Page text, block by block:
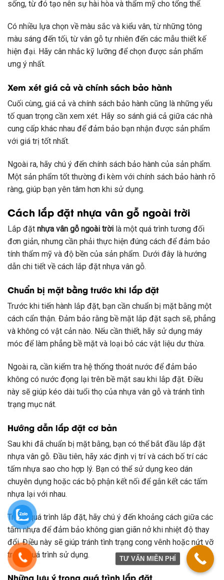
sống, từ đó tạo nên sự hài hòa và thẩm mỹ cho tổng thể.
Có nhiều lựa chọn về màu sắc và kiểu vân, từ những tông
màu sáng đến tối, từ vân gỗ tự nhiên đến các mẫu thiết kế
hiện đại. Hãy cân nhắc kỹ lưỡng để chọn được sản phẩm
ưng ý nhất.
Xem xét giá cả và chính sách bảo hành
Cuối cùng, giá cả và chính sách bảo hành cũng là những yếu
tố quan trọng cần xem xét. Hãy so sánh giá cả giữa các nhà
cung cấp khác nhau để đảm bảo bạn nhận được sản phẩm
với giá trị tốt nhất.
Ngoài ra, hãy chú ý đến chính sách bảo hành của sản phẩm.
Một sản phẩm tốt thường đi kèm với chính sách bảo hành rõ
ràng, giúp bạn yên tâm hơn khi sử dụng.
Cách lắp đặt nhựa vân gỗ ngoài trời
Lắp đặt nhựa vân gỗ ngoài trời là một quá trình tương đối
đơn giản, nhưng cần phải thực hiện đúng cách để đảm bảo
tính thẩm mỹ và độ bền của sản phẩm. Dưới đây là hướng
dẫn chi tiết về cách lắp đặt nhựa vân gỗ.
Chuẩn bị mặt bằng trước khi lắp đặt
Trước khi tiến hành lắp đặt, bạn cần chuẩn bị mặt bằng một
cách cẩn thận. Đảm bảo rằng bề mặt lắp đặt sạch sẽ, phẳng
và không có vật cản nào. Nếu cần thiết, hãy sử dụng máy
móc để làm phẳng bề mặt và loại bỏ các vật liệu dư thừa.
Ngoài ra, cần kiểm tra hệ thống thoát nước để đảm bảo
không có nước đọng lại trên bề mặt sau khi lắp đặt. Điều
này sẽ giúp kéo dài tuổi thọ của nhựa vân gỗ và tránh tình
trạng mục nát.
Hướng dẫn lắp đặt cơ bản
Sau khi đã chuẩn bị mặt bằng, bạn có thể bắt đầu lắp đặt
nhựa vân gỗ. Đầu tiên, hãy xác định vị trí và cách bố trí các
tấm nhựa sao cho hợp lý. Bạn có thể sử dụng keo dán
chuyên dụng hoặc các bộ phận kết nối để gắn kết các tấm
nhựa lại với nhau.
Trong quá trình lắp đặt, hãy chú ý đến khoảng cách giữa các
tấm nhựa để đảm bảo không gian giãn nở khi nhiệt độ thay
đổi. Điều này sẽ giúp tránh tình trạng cong vênh hoặc nứt vỡ
trong quá trình sử dụng.
Những lưu ý trong quá trình lắp đặt
TƯ VẤN MIỄN PHÍ